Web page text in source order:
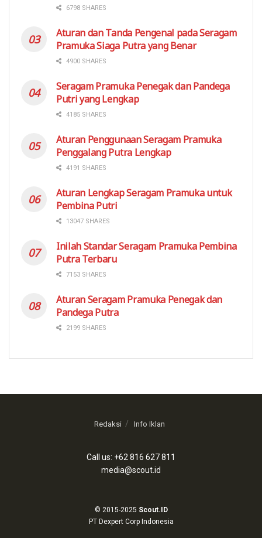
6798 SHARES
Aturan dan Tanda Pengenal pada Seragam
Pramuka Siaga Putra yang Benar
4900 SHARES
Seragam Pramuka Penegak dan Pandega
Putri yang Lengkap
4185 SHARES
Aturan Penggunaan Seragam Pramuka
Penggalang Putra Lengkap
4191 SHARES
Aturan Lengkap Seragam Pramuka untuk
Pembina Putri
13047 SHARES
Inilah Standar Seragam Pramuka Pembina
Putra Terbaru
7153 SHARES
Aturan Seragam Pramuka Penegak dan
Pandega Putra
2199 SHARES
Redaksi Info Iklan
Call us: +62 816 627 811
media@scout.id
© 2015-2025 Scout.ID
PT Dexpert Corp Indonesia